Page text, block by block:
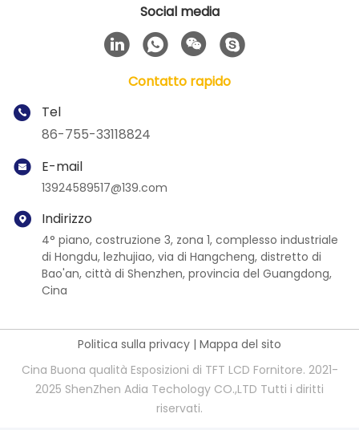
Social media
Contatto rapido
Tel
86-755-33118824
E-mail
13924589517@139.com
Indirizzo
4° piano, costruzione 3, zona 1, complesso industriale
di Hongdu, lezhujiao, via di Hangcheng, distretto di
Bao'an, città di Shenzhen, provincia del Guangdong,
Cina
Politica sulla privacy | Mappa del sito
Cina Buona qualità Esposizioni di TFT LCD Fornitore. 2021-
2025 ShenZhen Adia Techology CO.,LTD Tutti i diritti
riservati.